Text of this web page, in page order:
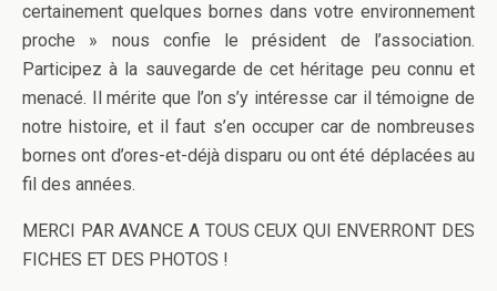
certainement quelques bornes dans votre environnement
proche » nous confie le président de l’association.
Participez à la sauvegarde de cet héritage peu connu et
menacé. Il mérite que l’on s’y intéresse car il témoigne de
notre histoire, et il faut s’en occuper car de nombreuses
bornes ont d’ores-et-déjà disparu ou ont été déplacées au
fil des années.
MERCI PAR AVANCE A TOUS CEUX QUI ENVERRONT DES
FICHES ET DES PHOTOS !